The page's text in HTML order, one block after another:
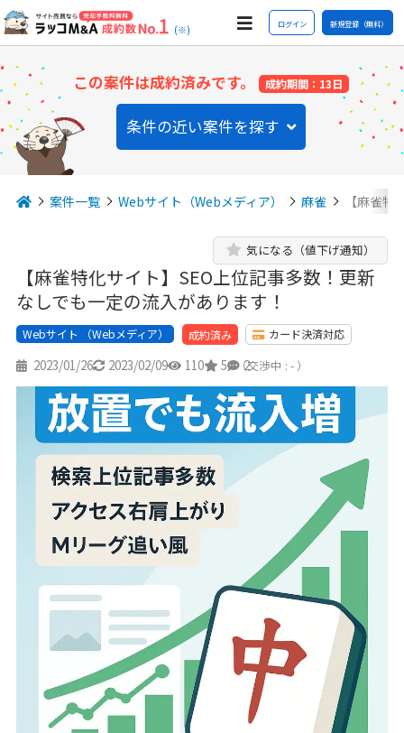
(※) ログイン 新規登録（無料）
この案件は成約済みです。 成約期間：13日
条件の近い案件を探す
案件一覧 Webサイト（Webメディア） 麻雀 【麻雀
【麻雀特化サイト】SEO上位記事多数！更新
なしでも一定の流入があります！
気になる（値下げ通知）
Webサイト （Webメディア） 成約済み カード決済対応
2023/01/26 2023/02/09 110 5 2
（交渉中 : - ）